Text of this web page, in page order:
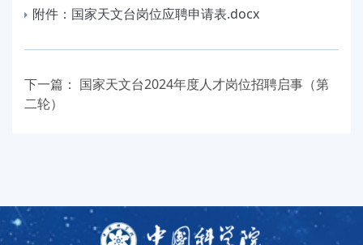
附件：国家天文台岗位应聘申请表.docx
下一篇： 国家天文台2024年度人才岗位招聘启事（第
二轮）